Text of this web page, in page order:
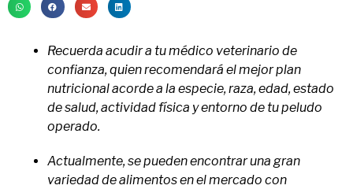
Recuerda acudir a tu médico veterinario de
confianza, quien recomendará el mejor plan
nutricional acorde a la especie, raza, edad, estado
de salud, actividad física y entorno de tu peludo
operado.
Actualmente, se pueden encontrar una gran
variedad de alimentos en el mercado con